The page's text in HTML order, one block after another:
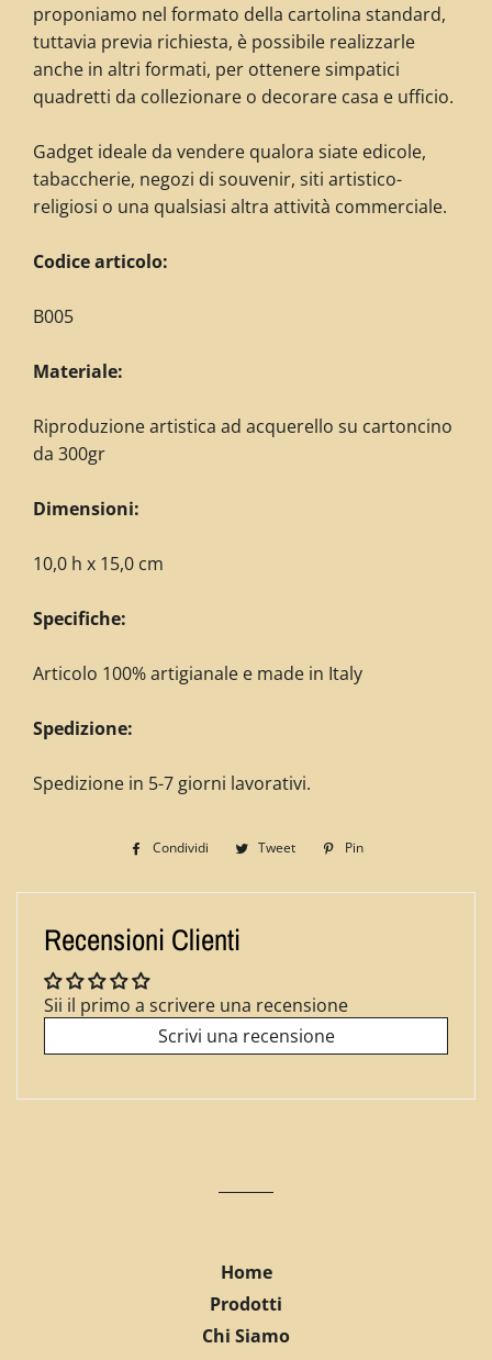
proponiamo nel formato della cartolina standard,
tuttavia previa richiesta, è possibile realizzarle
anche in altri formati, per ottenere simpatici
quadretti da collezionare o decorare casa e ufficio.
Gadget ideale da vendere qualora siate edicole,
tabaccherie, negozi di souvenir, siti artistico-
religiosi o una qualsiasi altra attività commerciale.
Codice articolo:
B005
Materiale:
Riproduzione artistica ad acquerello su cartoncino
da 300gr
Dimensioni:
10,0 h x 15,0 cm
Specifiche:
Articolo 100% artigianale e made in Italy
Spedizione:
Spedizione in 5-7 giorni lavorativi.
Condividi
Condividi
Facebook
Tweet
Twitta
Twitter
Pin
Pinterest
Recensioni Clienti
Sii il primo a scrivere una recensione
Scrivi una recensione
Home
Prodotti
Chi Siamo